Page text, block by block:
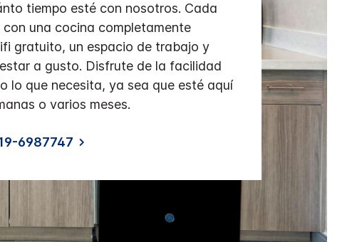
tiempo esté con nosotros. Cada
una cocina completamente
gratuito, un espacio de trabajo y
a gusto. Disfrute de la facilidad
lo que necesita, ya sea que esté aquí
o varios meses.
6987747